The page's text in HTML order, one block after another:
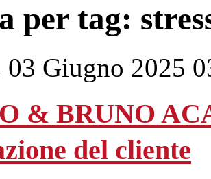
per tag:
Giugno 2025
& BRUNO
del cliente